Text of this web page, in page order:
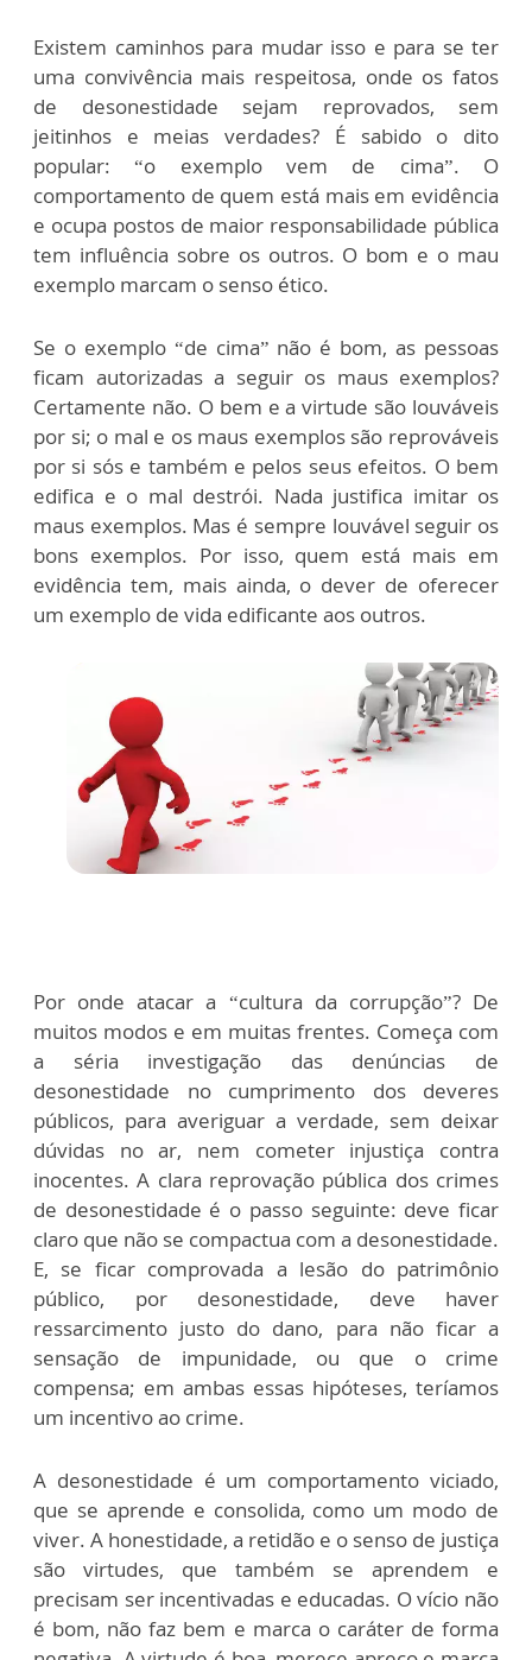
Existem caminhos para mudar isso e para se ter
uma convivência mais respeitosa, onde os fatos
de desonestidade sejam reprovados, sem
jeitinhos e meias verdades? É sabido o dito
popular: “o exemplo vem de cima”. O
comportamento de quem está mais em evidência
e ocupa postos de maior responsabilidade pública
tem influência sobre os outros. O bom e o mau
exemplo marcam o senso ético.
Se o exemplo “de cima” não é bom, as pessoas
ficam autorizadas a seguir os maus exemplos?
Certamente não. O bem e a virtude são louváveis
por si; o mal e os maus exemplos são reprováveis
por si sós e também e pelos seus efeitos. O bem
edifica e o mal destrói. Nada justifica imitar os
maus exemplos. Mas é sempre louvável seguir os
bons exemplos. Por isso, quem está mais em
evidência tem, mais ainda, o dever de oferecer
um exemplo de vida edificante aos outros.
Por onde atacar a “cultura da corrupção”? De
muitos modos e em muitas frentes. Começa com
a séria investigação das denúncias de
desonestidade no cumprimento dos deveres
públicos, para averiguar a verdade, sem deixar
dúvidas no ar, nem cometer injustiça contra
inocentes. A clara reprovação pública dos crimes
de desonestidade é o passo seguinte: deve ficar
claro que não se compactua com a desonestidade.
E, se ficar comprovada a lesão do patrimônio
público, por desonestidade, deve haver
ressarcimento justo do dano, para não ficar a
sensação de impunidade, ou que o crime
compensa; em ambas essas hipóteses, teríamos
um incentivo ao crime.
A desonestidade é um comportamento viciado,
que se aprende e consolida, como um modo de
viver. A honestidade, a retidão e o senso de justiça
são virtudes, que também se aprendem e
precisam ser incentivadas e educadas. O vício não
é bom, não faz bem e marca o caráter de forma